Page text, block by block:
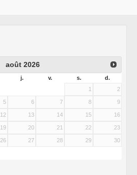
août 2026
j. v. s.
d.
1
2
5 6 7 8 9
12 13 14 15 16
19 20 21 22 23
26 27 28 29 30